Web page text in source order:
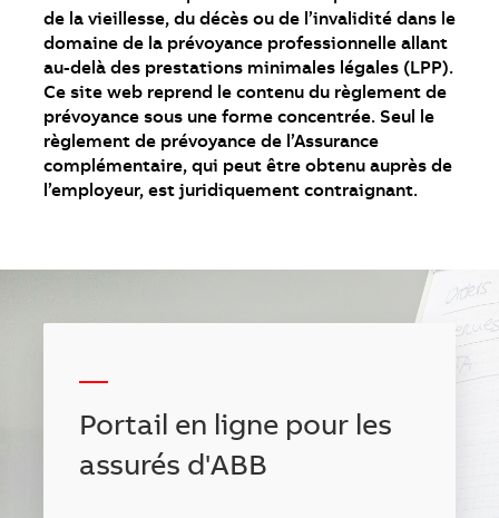
de la vieillesse, du décès ou de l’invalidité dans le
domaine de la prévoyance professionnelle allant
au-delà des prestations minimales légales (LPP).
Ce site web reprend le contenu du règlement de
prévoyance sous une forme concentrée. Seul le
règlement de prévoyance de l’Assurance
complémentaire, qui peut être obtenu auprès de
l’employeur, est juridiquement contraignant.
—
Portail en ligne pour les
assurés d'ABB